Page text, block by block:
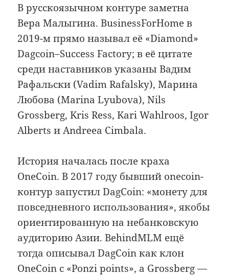
В русскоязычном контуре заметна
Вера Малыгина. BusinessForHome в
2019-м прямо называл её «Diamond»
Dagcoin–Success Factory; в её цитате
среди наставников указаны Вадим
Рафальски (Vadim Rafalsky), Марина
Любова (Marina Lyubova), Nils
Grossberg, Kris Ress, Kari Wahlroos, Igor
Alberts и Andreea Cimbala.
История началась после краха
OneCoin. В 2017 году бывший onecoin-
контур запустил DagCoin: «монету для
повседневного использования», якобы
ориентированную на небанковскую
аудиторию Азии. BehindMLM ещё
тогда описывал DagCoin как клон
OneCoin с «Ponzi points», а Grossberg —